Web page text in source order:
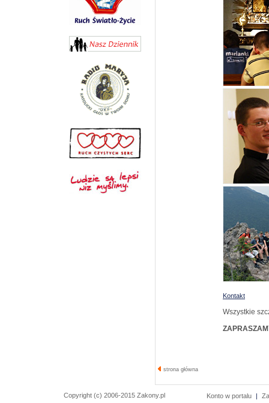
Kontakt
Wszystkie
strona główna
Copyright (c) 2006-2015 Zakony.pl Konto w portalu |